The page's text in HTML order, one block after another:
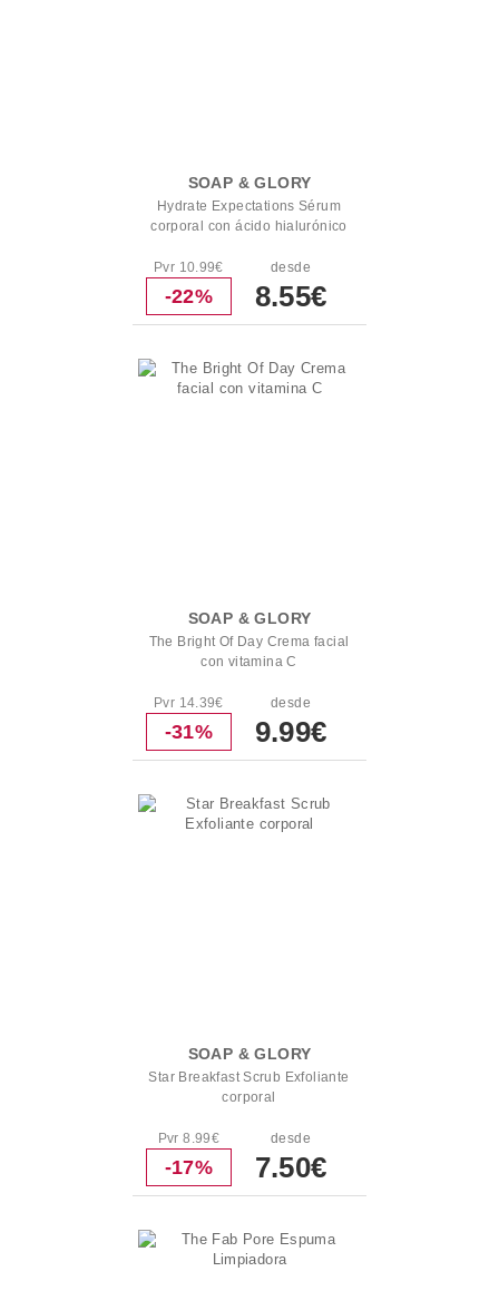
SOAP & GLORY
Hydrate Expectations Sérum
corporal con ácido hialurónico
Pvr 10.99€
-22%
desde
8.55€
SOAP & GLORY
The Bright Of Day Crema facial
con vitamina C
Pvr 14.39€
-31%
desde
9.99€
SOAP & GLORY
Star Breakfast Scrub Exfoliante
corporal
Pvr 8.99€
-17%
desde
7.50€